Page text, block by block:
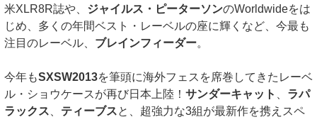
米XLR8R誌や、 ジャイルス・ピーターソンのWorldwideをは
じめ、多くの年間ベスト・レーベルの座に輝くなど、今最も
注目のレーベル、 ブレインフィーダー。
今年もSXSW2013を筆頭に海外フェスを席巻してきたレーベ
ル・ショウケースが再び日本上陸！ サンダーキャット
ラパ
ラックス
ティーブスと、超強力な3組が最新作を携えスペ